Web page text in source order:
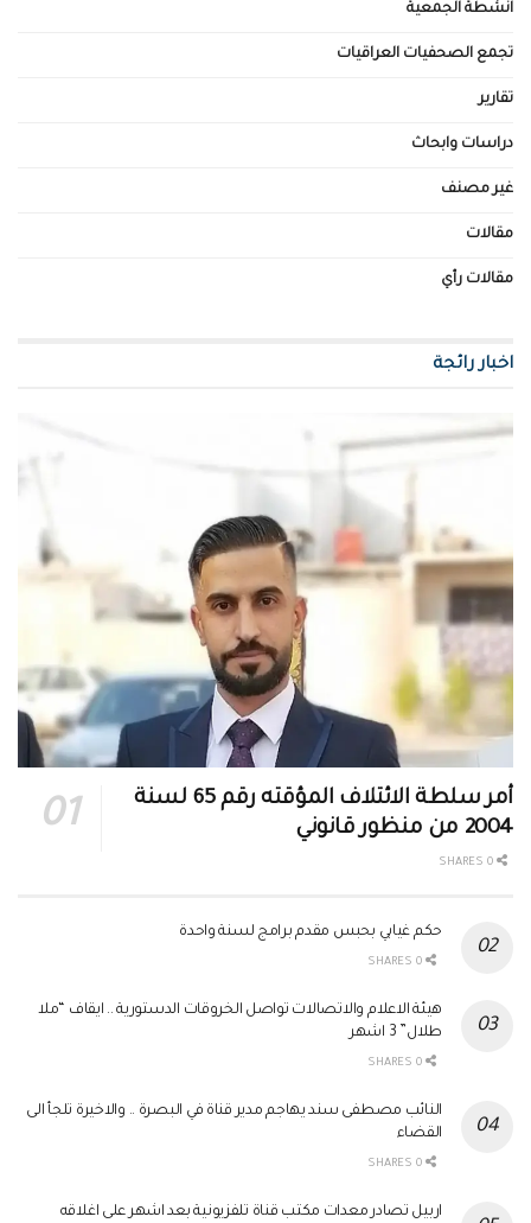
انشطة الجمعية
تجمع الصحفيات العراقيات
تقارير
دراسات وابحاث
غير مصنف
مقالات
مقالات رأي
اخبار رائجة
أمر سلطة الائتلاف المؤقته رقم 65 لسنة
2004 من منظور قانوني
حكم غيابي بحبس مقدم برامج لسنة واحدة
هيئة الاعلام والاتصالات تواصل الخروقات الدستورية .. ايقاف “ملا
طلال” 3 اشهر
النائب مصطفى سند يهاجم مدير قناة في البصرة .. والاخيرة تلجأ الى
القضاء
اربيل تصادر معدات مكتب قناة تلفزيونية بعد اشهر على اغلاقه